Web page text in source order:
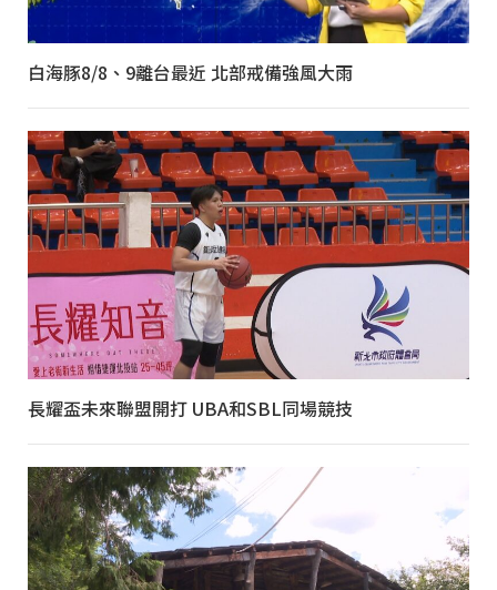
白海豚8/8、9離台最近 北部戒備強風大雨
長耀盃未來聯盟開打 UBA和SBL同場競技